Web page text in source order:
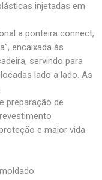
injetadas em
a ponteira connect,
encaixada às
servindo para
lado a lado. As
preparação de
e maior vida